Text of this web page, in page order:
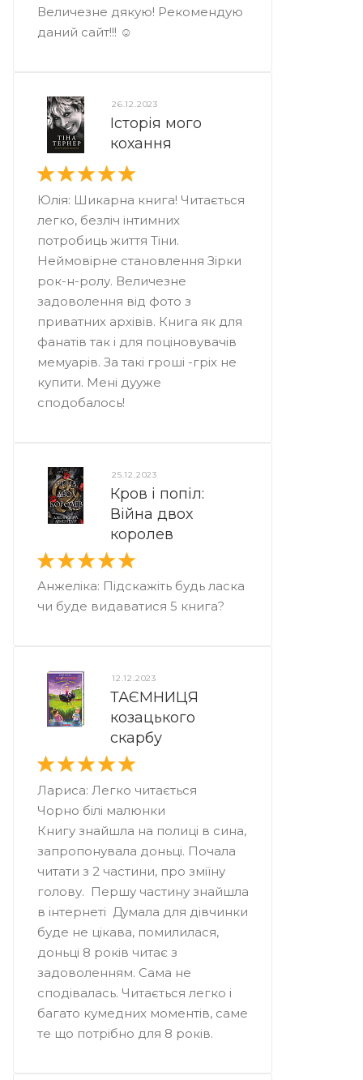
Величезне дякую! Рекомендую
даний сайт!!! ☺️
26.12.2023
Історія мого
кохання
Юлія: Шикарна книга! Читається
легко, безліч інтимних
потробиць життя Тіни.
Неймовірне становлення Зірки
рок-н-ролу. Величезне
задоволення від фото з
приватних архівів. Книга як для
фанатів так і для поціновувачів
мемуарів. За такі гроші -гріх не
купити. Мені дууже
сподобалось!
25.12.2023
Кров і попіл:
Війна двох
королев
Анжеліка: Підскажіть будь ласка
чи буде видаватися 5 книга?
12.12.2023
ТАЄМНИЦЯ
козацького
скарбу
Лариса: Легко читається
Чорно білі малюнки
Книгу знайшла на полиці в сина,
запропонувала доньці. Почала
читати з 2 частини, про зміїну
голову. Першу частину знайшла
в інтернеті Думала для дівчинки
буде не цікава, помилилася,
доньці 8 років читає з
задоволенням. Сама не
сподівалась. Читається легко і
багато кумедних моментів, саме
те що потрібно для 8 років.